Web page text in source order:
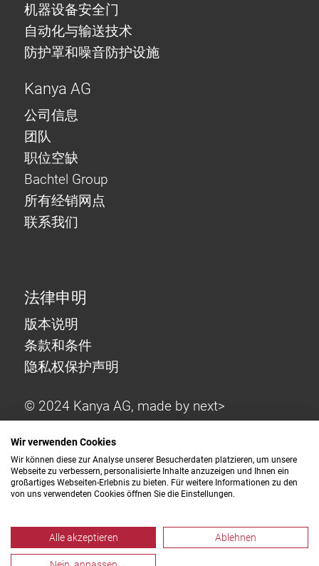
机器设备安全门
自动化与输送技术
防护罩和噪音防护设施
Kanya AG
公司信息
团队
职位空缺
Bachtel Group
所有经销网点
联系我们
法律申明
版本说明
条款和条件
隐私权保护声明
© 2024 Kanya AG, made by next>
Wir verwenden Cookies
Wir können diese zur Analyse unserer Besucherdaten platzieren, um unsere
Webseite zu verbessern, personalisierte Inhalte anzuzeigen und Ihnen ein
großartiges Webseiten-Erlebnis zu bieten. Für weitere Informationen zu den
von uns verwendeten Cookies öffnen Sie die Einstellungen.
Alle akzeptieren Ablehnen